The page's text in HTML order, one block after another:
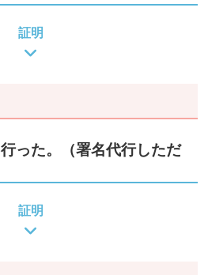
証明
った。（署名代行しただ
証明